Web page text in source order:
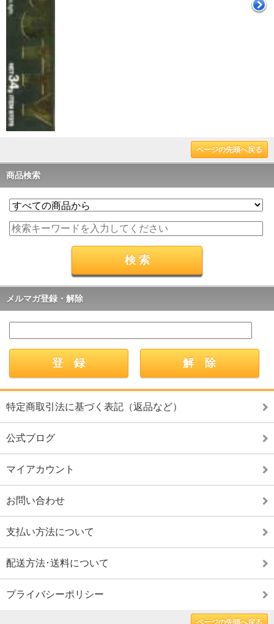
ページの先頭へ戻る
商品検索
メルマガ登録・解除
特定商取引法に基づく表記（返品など）
公式ブログ
マイアカウント
お問い合わせ
支払い方法について
配送方法･送料について
プライバシーポリシー